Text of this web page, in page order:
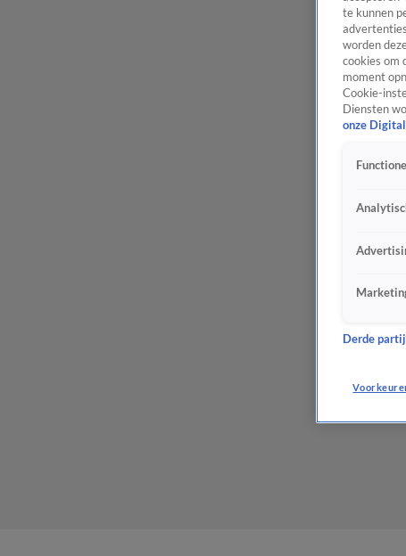
te kunnen
worden
cookies om
moment
Cookie-
Diensten
onze
Derde